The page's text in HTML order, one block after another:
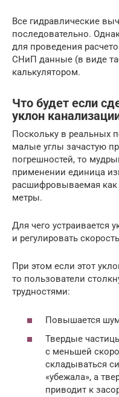
Все гидравлические
последовательно.
для проведения
СНиП данные (в виде
калькулятором.
Что будет если
уклон
Поскольку в реальных
малые углы зачастую
погрешностей, то
применении единица
расшифровываемая
метры.
Для чего устраивается
и регулировать
При этом если этот
то пользователи
трудностями:
Повышается
Твердые
с меньшей
складываться
«убежала», а
приводит к